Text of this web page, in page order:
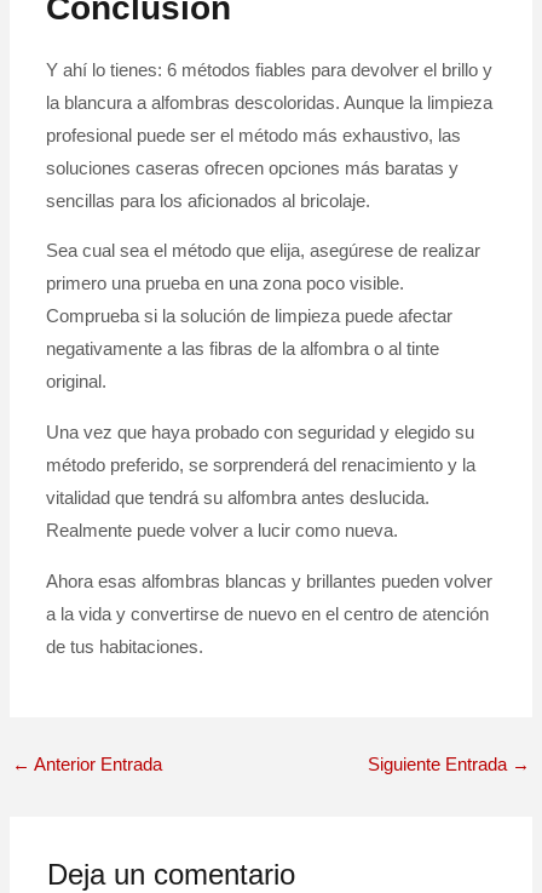
Conclusión
Y ahí lo tienes: 6 métodos fiables para devolver el brillo y
la blancura a alfombras descoloridas. Aunque la limpieza
profesional puede ser el método más exhaustivo, las
soluciones caseras ofrecen opciones más baratas y
sencillas para los aficionados al bricolaje.
Sea cual sea el método que elija, asegúrese de realizar
primero una prueba en una zona poco visible.
Comprueba si la solución de limpieza puede afectar
negativamente a las fibras de la alfombra o al tinte
original.
Una vez que haya probado con seguridad y elegido su
método preferido, se sorprenderá del renacimiento y la
vitalidad que tendrá su alfombra antes deslucida.
Realmente puede volver a lucir como nueva.
Ahora esas alfombras blancas y brillantes pueden volver
a la vida y convertirse de nuevo en el centro de atención
de tus habitaciones.
← Anterior Entrada Siguiente Entrada →
Deja un comentario